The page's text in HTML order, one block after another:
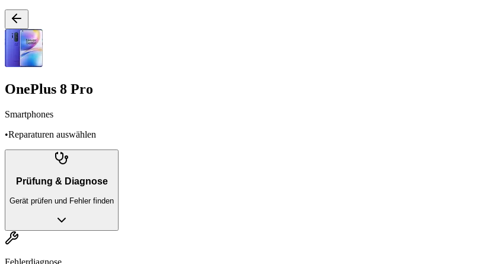
OnePlus 8 Pro
Smartphones
•Reparaturen auswählen
Prüfung & Diagnose
Gerät prüfen und Fehler finden